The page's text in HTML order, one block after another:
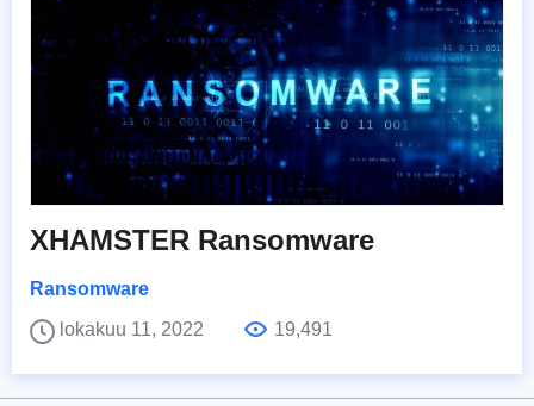
XHAMSTER Ransomware
Ransomware
lokakuu 11, 2022
19,491